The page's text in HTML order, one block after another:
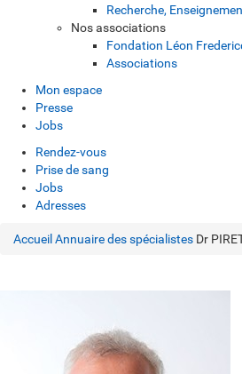
Recherche,
Nos associations
Fondation Léon
Associations
Mon espace
Presse
Jobs
Rendez-vous
Prise de sang
Jobs
Adresses
Accueil Annuaire des spécialistes Dr